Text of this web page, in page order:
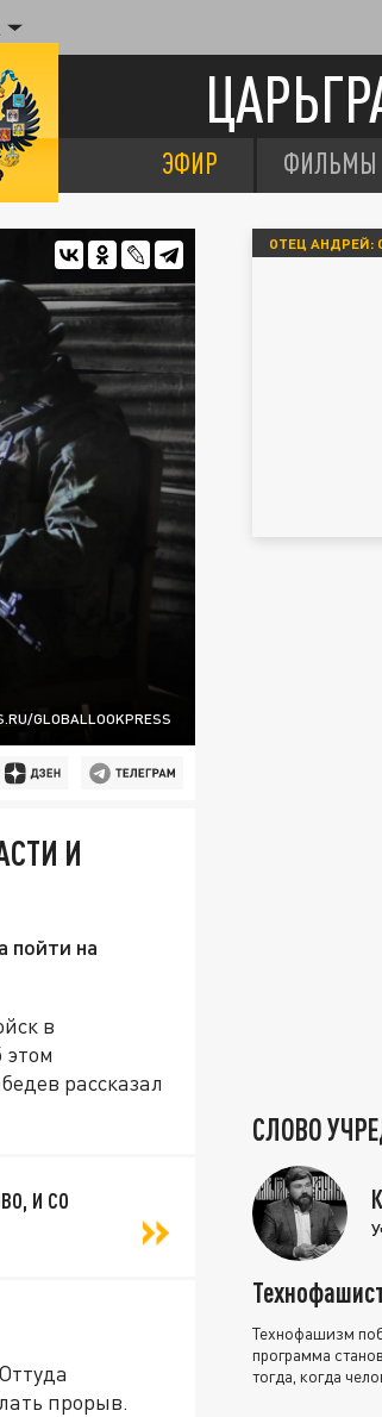
ЭФИР ФИЛЬМЫ
GLOBALLOOKPRESS
И
пойти на
в
рассказал
и со
прорыв.
ОТЕЦ АНДРЕЙ:
СЛОВО
Технофашизм
программа
тогда, когда